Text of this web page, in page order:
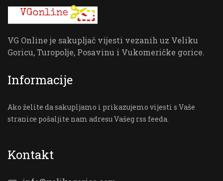
VG Online je sakupljač vijesti vezanih uz Veliku
Goricu, Turopolje, Posavinu i Vukomeričke gorice.
Informacije
Ako želite da sakupljamo i prikazujemo vijesti s Vaše
stranice pošaljite nam adresu Vašeg rss feeda.
Kontakt